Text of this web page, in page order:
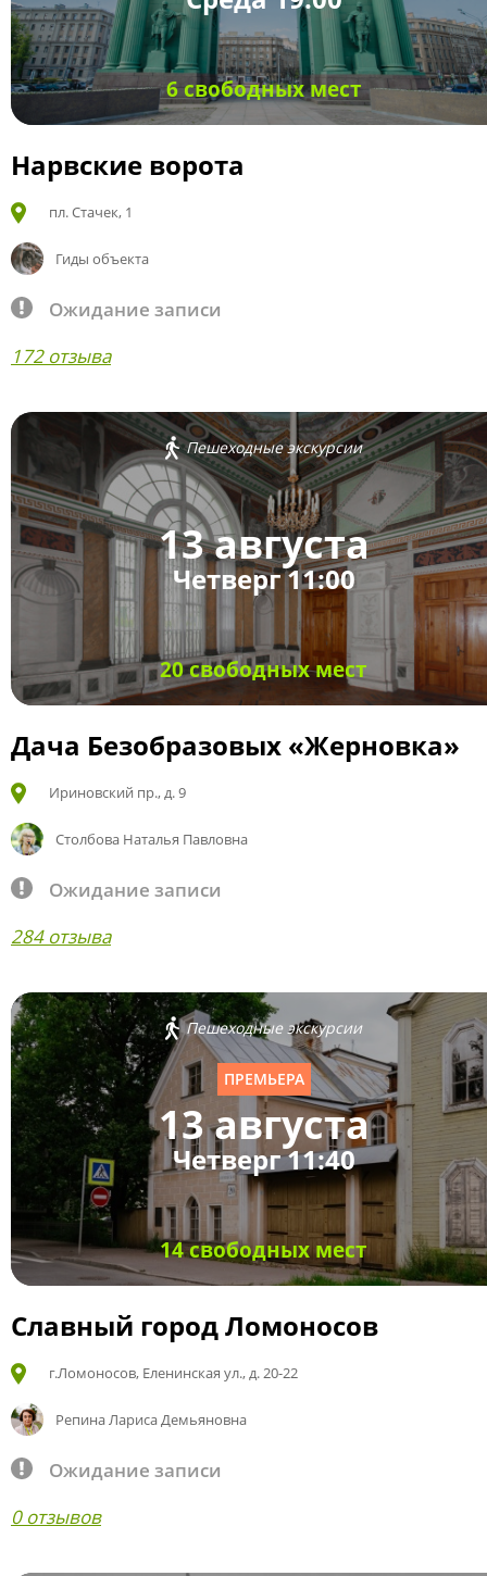
6 свободных мест
Нарвские ворота
пл. Стачек, 1
Гиды объекта
Ожидание записи
172 отзыва
Пешеходные экскурсии
13 августа
Четверг 11:00
20 свободных мест
Дача Безобразовых «Жерновка»
Ириновский пр., д. 9
Столбова Наталья Павловна
Ожидание записи
284 отзыва
Пешеходные экскурсии
ПРЕМЬЕРА
13 августа
Четверг 11:40
14 свободных мест
Славный город Ломоносов
г.Ломоносов, Еленинская ул., д. 20-22
Репина Лариса Демьяновна
Ожидание записи
0 отзывов